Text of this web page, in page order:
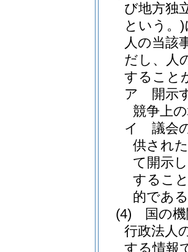
び地方独
という。)
人の当該
だし、人
すること
ア
開示
競争上
イ
議会
供され
て開示
するこ
的であ
(4)
国の
行政法人
する情報